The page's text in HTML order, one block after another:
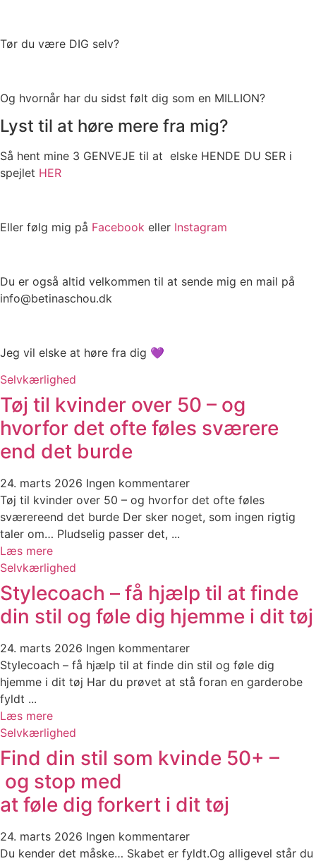
Tør du være DIG selv?
Og hvornår har du sidst følt dig som en MILLION?
Lyst til at høre mere fra mig?
Så hent mine 3 GENVEJE til at elske HENDE DU SER i
spejlet HER
Eller følg mig på Facebook eller Instagram
Du er også altid velkommen til at sende mig en mail på
info@betinaschou.dk
Jeg vil elske at høre fra dig 💜
Selvkærlighed
Tøj til kvinder over 50 – og
hvorfor det ofte føles sværere
end det burde
24. marts 2026 Ingen kommentarer
Tøj til kvinder over 50 – og hvorfor det ofte føles
sværereend det burde Der sker noget, som ingen rigtig
taler om… Pludselig passer det, ...
Læs mere
Selvkærlighed
Stylecoach – få hjælp til at finde
din stil og føle dig hjemme i dit tøj
24. marts 2026 Ingen kommentarer
Stylecoach – få hjælp til at finde din stil og føle dig
hjemme i dit tøj Har du prøvet at stå foran en garderobe
fyldt ...
Læs mere
Selvkærlighed
Find din stil som kvinde 50+ –
og stop med
at føle dig forkert i dit tøj
24. marts 2026 Ingen kommentarer
Du kender det måske… Skabet er fyldt.Og alligevel står du